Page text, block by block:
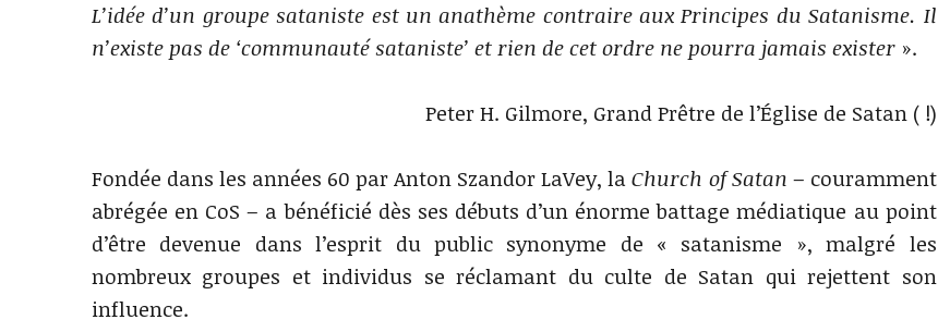
L’idée d’un groupe sataniste est un anathème contraire aux Principes du Satanisme. Il
n’existe pas de ‘communauté sataniste’ et rien de cet ordre ne pourra jamais exister ».
Peter H. Gilmore, Grand Prêtre de l’Église de Satan ( !)
Fondée dans les années 60 par Anton Szandor LaVey, laChurch of Satan – couramment
abrégée en CoS – a bénéficié dès ses débuts d’un énorme battage médiatique au point
d’être devenue dans l’esprit du public synonyme de « satanisme », malgré les
nombreux groupes et individus se réclamant du culte de Satan qui rejettent son
influence.